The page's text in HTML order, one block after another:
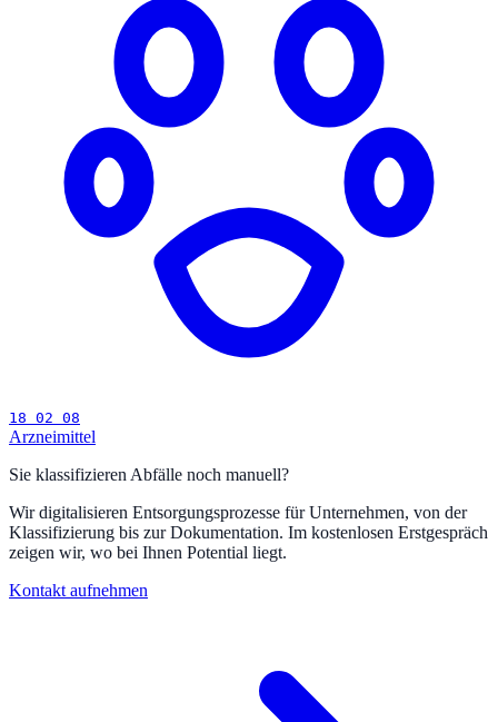
18 02 08
Arzneimittel
Sie klassifizieren Abfälle noch manuell?
Wir digitalisieren Entsorgungsprozesse für Unternehmen, von der
Klassifizierung bis zur Dokumentation. Im kostenlosen Erstgespräch
zeigen wir, wo bei Ihnen Potential liegt.
Kontakt aufnehmen